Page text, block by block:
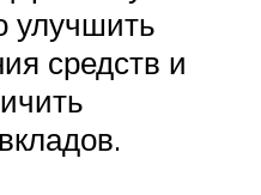
улучшить
средств и